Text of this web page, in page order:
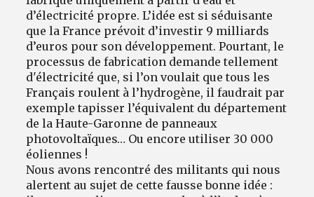
d’électricité propre. L’idée est si séduisante
que la France prévoit d’investir 9 milliards
d’euros pour son développement. Pourtant, le
processus de fabrication demande tellement
d'électricité que, si l’on voulait que tous les
Français roulent à l’hydrogène, il faudrait par
exemple tapisser l’équivalent du département
de la Haute-Garonne de panneaux
photovoltaïques… Ou encore utiliser 30 000
éoliennes !
Nous avons rencontré des militants qui nous
alertent au sujet de cette fausse bonne idée :